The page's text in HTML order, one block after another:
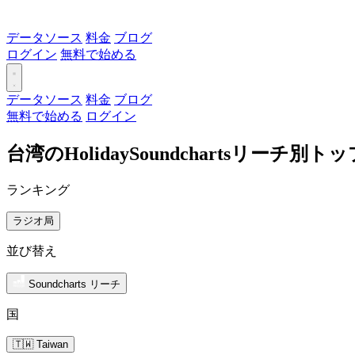
データソース 料金 ブログ
ログイン 無料で始める
データソース 料金 ブログ
無料で始める ログイン
台湾のHolidaySoundchartsリーチ別ト
ランキング
ラジオ局
並び替え
Soundcharts リーチ
国
🇹🇼 Taiwan